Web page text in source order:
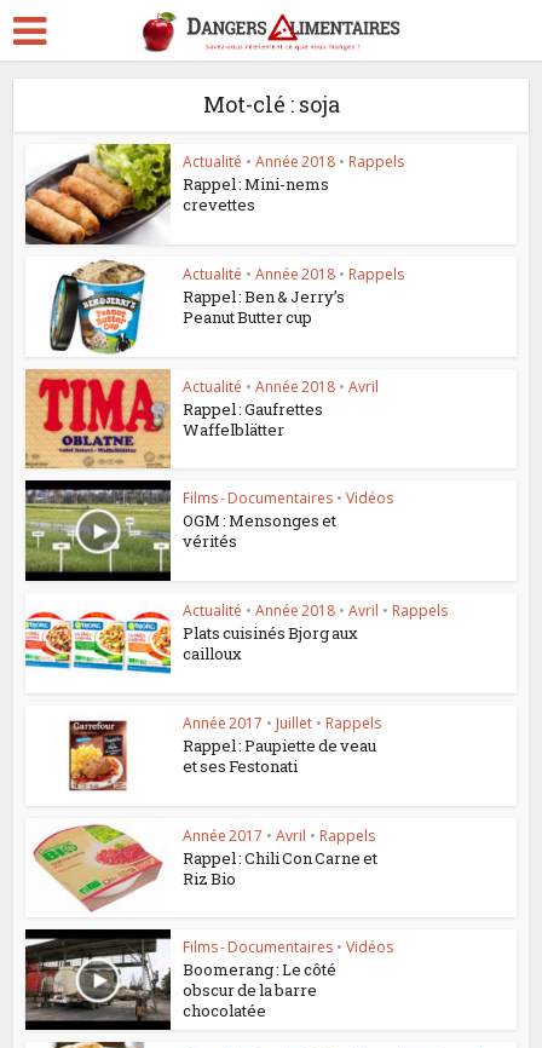
Mot-clé : soja
Actualité • Année 2018 • Rappels
Rappel : Mini-nems
crevettes
Actualité • Année 2018 • Rappels
Rappel : Ben & Jerry’s
Peanut Butter cup
Actualité • Année 2018 • Avril
Rappel : Gaufrettes
Waffelblätter
Films - Documentaires • Vidéos
OGM : Mensonges et
vérités
Actualité • Année 2018 • Avril • Rappels
Plats cuisinés Bjorg aux
cailloux
Année 2017 • Juillet • Rappels
Rappel : Paupiette de veau
et ses Festonati
Année 2017 • Avril • Rappels
Rappel : Chili Con Carne et
Riz Bio
Films - Documentaires • Vidéos
Boomerang : Le côté
obscur de la barre
chocolatée